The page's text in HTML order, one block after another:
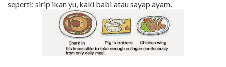
seperti: sirip ikan yu, kaki babi atau sayap ayam.